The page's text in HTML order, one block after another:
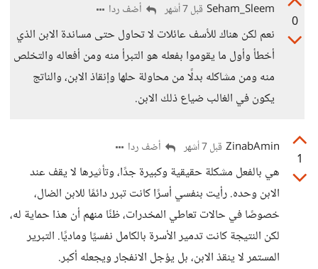
0
Seham_Sleem قبل 7 أشهر أضف ردا
نعم لكن هناك للأسف عائلات لا تحاول حتى مساندة الابن الذي
أخطأ وأول ما يقوموا بفعله هو التبرأ منه ومن أفعاله والتخلص
منه ومن مشاكله بدلًا من محاولة حلها وإنقاذ الابن، والناتج
يكون في الغالب ضياع ذلك الابن.
1
ZinabAmin قبل 7 أشهر أضف ردا
هي بالفعل مشكلة حقيقية وكبيرة جدًا، وتأثيرها لا يقف عند
الابن وحده. رأيت بنفسي أسرًا كانت تبرر دائمًا للابن الضال،
خصوصًا في حالات تعاطي المخدرات، ظنًا منهم أن هذا حماية له،
لكن النتيجة كانت تدمير الأسرة بالكامل نفسيًا وماديًا. التبرير
المستمر لا ينقذ الابن، بل يؤجل الانفجار ويجعله أكبر.